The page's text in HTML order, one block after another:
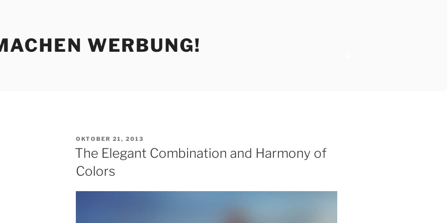
WERBUNG!
VERÖFFENTLICHT
AM
OKTOBER 21, 2013
The Elegant Combination and Harmony of
Colors